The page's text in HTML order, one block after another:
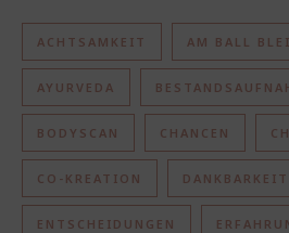
ACHTSAMKEIT AM BALL
AYURVEDA
BODYSCAN CHANCEN
CO-KREATION DANKBARKEIT
ENTSCHEIDUNGEN